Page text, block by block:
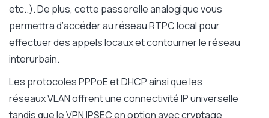
etc..). De plus, cette passerelle analogique vous
permettra d’accéder au réseau RTPC local pour
effectuer des appels locaux et contourner le réseau
interurbain.
Les protocoles PPPoE et DHCP ainsi que les
réseaux VLAN offrent une connectivité IP universelle
tandis que le VPN IPSEC en option avec cryptage